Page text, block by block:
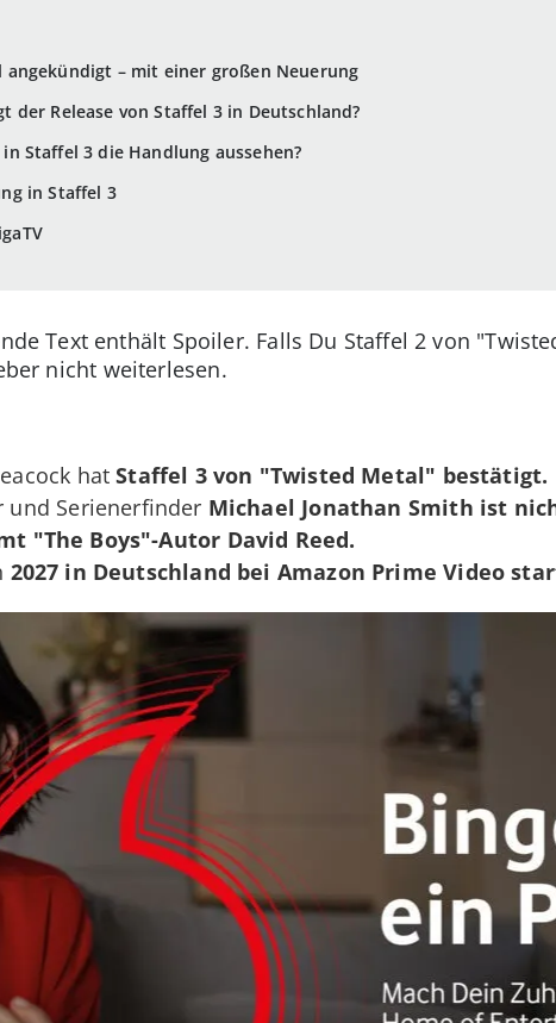
angekündigt – mit einer großen Neuerung
der Release von Staffel 3 in Deutschland?
Staffel 3 die Handlung aussehen?
in Staffel 3
Text enthält Spoiler. Falls Du Staffel 2 von
nicht weiterlesen.
hat Staffel 3 von "Twisted Metal" bestätigt.
und Serienerfinder Michael Jonathan Smith ist
"The Boys"-Autor David Reed.
2027 in Deutschland bei Amazon Prime Video